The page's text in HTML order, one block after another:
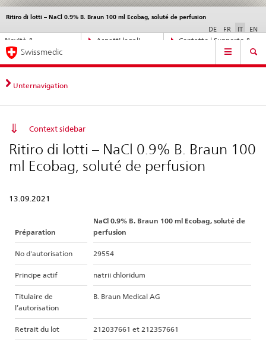
Navigazione
diretta:
novità,
legali,
Novità &
Aspetti legali,
Contatto | Supporto &
Ritiro di lotti – NaCl 0.9% B. Braun 100 ml Ecobag, soluté de perfusion
DE FR IT EN
Service
Navigation
Swissmedic
Unternavigation
Context sidebar
Ritiro di lotti – NaCl 0.9% B. Braun 100
ml Ecobag, soluté de perfusion
13.09.2021
Préparation
NaCl 0.9% B. Braun 100 ml Ecobag, soluté de
perfusion
No d'autorisation 29554
Principe actif natrii chloridum
Titulaire de
l’autorisation
B. Braun Medical AG
Retrait du lot 212037661 et 212357661